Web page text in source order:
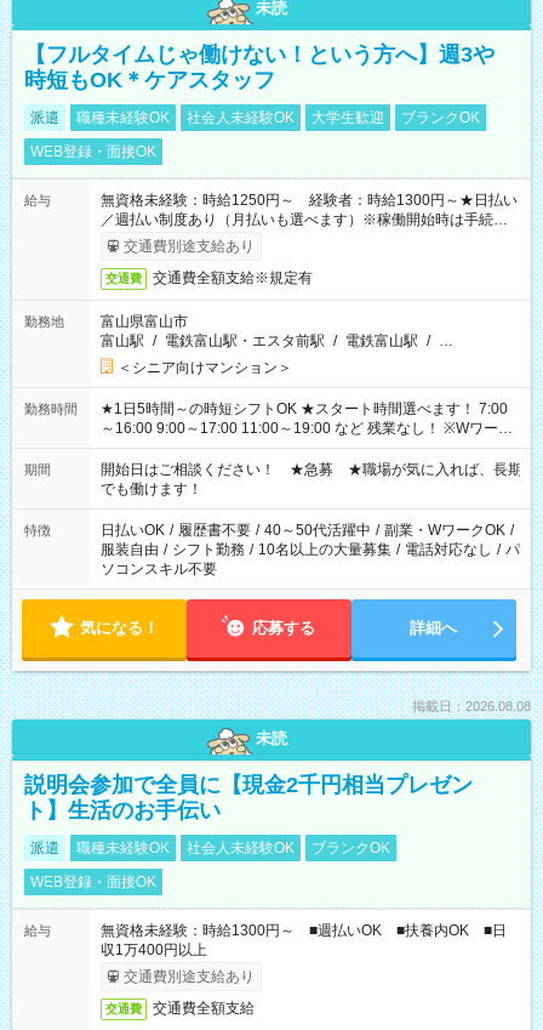
未読
【フルタイムじゃ働けない！という方へ】週3や
時短もOK＊ケアスタッフ
派遣 職種未経験OK 社会人未経験OK 大学生歓迎
ブランクOK
WEB登録・面接OK
給与
無資格未経験：時給1250円～ 経験者：時給1300円～★日払い
／週払い制度あり（月払いも選べます）※稼働開始時は手続き完
了次第のお支払いとなります。
交通費別途支給あり
交通費 交通費全額支給※規定有
勤務地
富山県富山市
富山駅 / 電鉄富山駅・エスタ前駅 / 電鉄富山駅 / …
＜シニア向けマンション＞
勤務時間
★1日5時間～の時短シフトOK ★スタート時間選べます！ 7:00
～16:00 9:00～17:00 11:00～19:00 など 残業なし！ ※Wワーク
の場合、他のお仕事と合わせ週40時間超の就業はご案内できま
せん ※法令に基づき、週20時間以上勤務は社会保険への加入対
象となります ※労働者派遣法（日雇い派遣の原則禁止）によ
り、短時間・短期間の就業はご案内が難しい場合があります
期間
開始日はご相談ください！ ★急募 ★職場が気に入れば、長期
でも働けます！
特徴 日払いOK / 履歴書不要 / 40～50代活躍中 / 副業・WワークOK /
服装自由 / シフト勤務 / 10名以上の大量募集 / 電話対応なし / パ
ソコンスキル不要
気になる！ 応募する 詳細へ
掲載日：2026.08.08
未読
説明会参加で全員に【現金2千円相当プレゼン
ト】生活のお手伝い
派遣 職種未経験OK 社会人未経験OK
ブランクOK
WEB登録・面接OK
給与
無資格未経験：時給1300円～ ■週払いOK ■扶養内OK ■日
収1万400円以上
交通費別途支給あり
交通費 交通費全額支給